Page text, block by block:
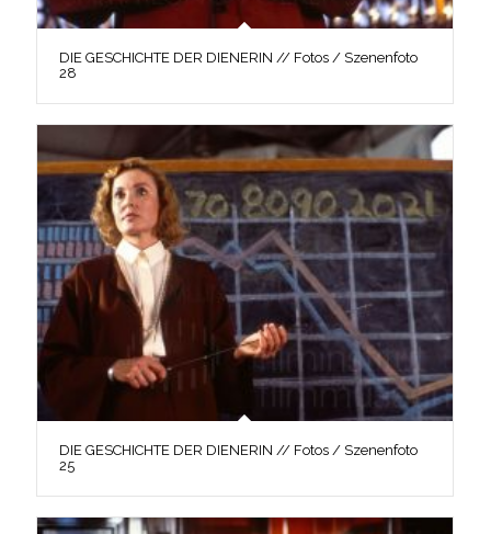
DIE GESCHICHTE DER DIENERIN // Fotos / Szenenfoto
28
DIE GESCHICHTE DER DIENERIN // Fotos / Szenenfoto
25